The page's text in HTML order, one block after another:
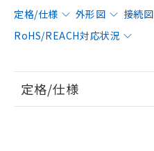
定格/仕様 外形図 接続図
RoHS/REACH対応状況
定格/仕様